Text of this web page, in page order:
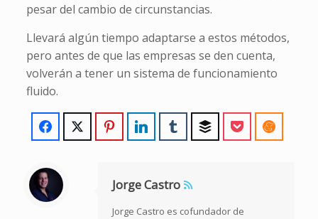
pesar del cambio de circunstancias.
Llevará algún tiempo adaptarse a estos métodos,
pero antes de que las empresas se den cuenta,
volverán a tener un sistema de funcionamiento
fluido.
Jorge Castro
Jorge Castro es cofundador de